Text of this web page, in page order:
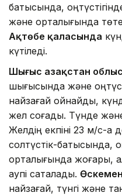
батысында,
және орталығында
Ақтөбе қаласында
күтіледі.
Шығыс Қазақстан
шығысында және
найзағай ойнайды,
жел соғады. Түнде
Желдің екпіні 23 м/с-қа
солтүстік-батысында,
орталығында жоғары,
қаупі сақталады.
найзағай, түнгі және